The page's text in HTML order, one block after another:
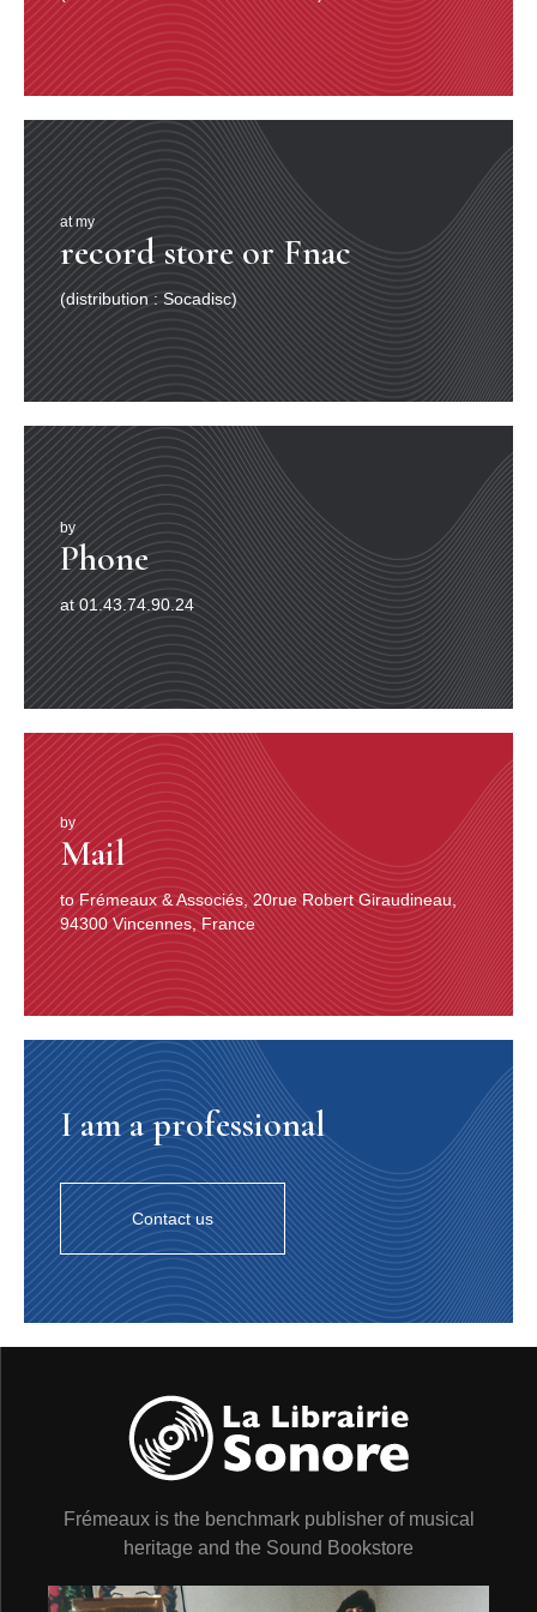
activités d’agriculteur, de conducteur de bus scolaire,
d’agent d’assurances… et de musicien ! Avec ses frères
Will et Rodney (tous deux décédés dans un accident en
1979), il enregistra une douzaine d’albums. Ils tenaient
l’histoire d’un galant malheureux, éconduit malgré son
cadeau d’une livre de tabac destinée à “flatter les
vieux”…
J’ai fait l’amour chez l’onc Bab
Ça m’a coûté une livre de tabac.
(bis)
L’onc Bab a fumé jusqu’à
Sa vieille pipe est ‘venue rouge.
(bis)
Tante Bab a chiqué jusqu’à
Son vieux menton est ‘venu vert.
(bis)
Et Ida veut pas de moi.
Oh Prince, allons s’en aller
Moi j’attrape les capots
Et toi tu manges les poteaux.
RADdO : 06398.
3. REEL TURLUTTÉ
Lederie Saint-Cœur (chant)
Enregistrée le 23 avril 1976 à Fairisle (Nouveau-
Brunswick, Canada) par Laurent Comeau.
La turlutte est une interprétation vocale d’airs
traditionnels à partir d’onomatopées sans signification
particulière. Les sons sont produits par le roulement
rapide de la langue sur le palais. Un interprète rompu à
cette technique peut ainsi faire danser sans difficulté,
avec la même efficacité qu’un instrument.
4. REEL MALOUIN
Aimé Gagnon (violon) et Cécile Gagnon (piano)
Enregistrés en 1992 à Saint-Louis-de-
Lotbinière (Québec, Canada).
Aimé Gagnon (1921-1997) était issu d’une famille de
violoneux. Lui-même se mit très jeune à l’instrument, de
même que ses frères avec lesquels il se partageait le
seul violon de la maisonnée, celui du père ! Il joua
d’abord dans un cadre familial ou local, avant de monter
en 1950 un trio avec sa femme au piano et son beau-
frère Marcel Lemay à l’accordéon. Ils se produisirent
dans les fêtes et anniversaires pendant plus de 20 ans.
A la fois fermier, menuisier, commerçant et négociateur
pour l’Office des producteurs de bois de la région de
Québec, il trouvait toujours du temps pour la musique.
Après avoir été enregistré par Luc Lacourcière, il fut
souvent invité dans différents festivals d’Amérique du
Nord. Il joue ici, accompagné au piano par sa cousine
Cécile Gagnon, un reel issu du répertoire du violoneux
Fortunat Malouin.
5. MARGUERITE EST DANS SA CHAMBRE (LA
BLANCHE BICHE)
Allan Kelly (chant)
Canada) par Ronald Labelle.
Les origines d’Allan Kelly, enregistré ici alors qu’il avait
80 ans, étaient mixtes. Il avait hérité du répertoire
irlandais de son père, mais avait également appris des
sa mère. Il interprète ici l’une des pièces du répertoire
traditionnel francophone les plus emblématiques :
son frère. Ce thème a été beaucoup mieux conservé au
by
Phone
at 01.43.74.90.24
by
Mail
to Frémeaux & Associés, 20rue Robert Giraudineau,
94300 Vincennes, France
at my
record store or Fnac
(distribution : Socadisc)
I am a professional
Contact us
Frémeaux is the benchmark publisher of musical
heritage and the Sound Bookstore